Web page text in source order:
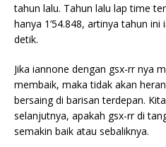
tahun lalu. Tahun lalu lap time
hanya 1’54.848, artinya tahun
detik.
Jika iannone dengan gsx-rr nya
membaik, maka tidak akan
bersaing di barisan terdepan.
selanjutnya, apakah gsx-rr di
semakin baik atau sebaliknya.